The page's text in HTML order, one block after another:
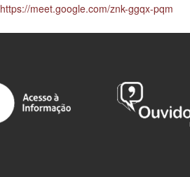
https://meet.google.com/znk-ggqx-pqm